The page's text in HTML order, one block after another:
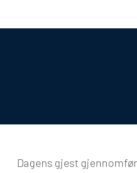
Dagens gjest